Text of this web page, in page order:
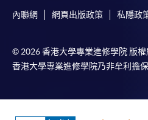
Mastercard卡」）繳付學
月免息分期付款優惠，必須
學中心作付款安排。
如欲了解如何於網上報讀新
申請/報讀指南 :
內聯網 網頁出版政策 私隱政
© 2026 香港大學專業進修學院 版權
香港大學專業進修學院乃非牟利擔